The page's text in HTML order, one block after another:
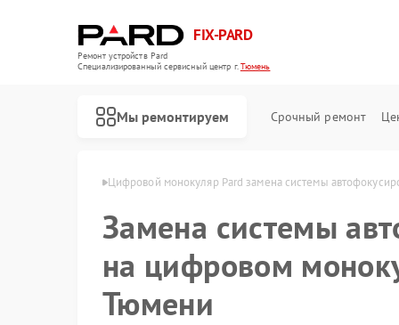
FIX-PARD
Ремонт устройств Pard
Специализированный cервисный центр г.Тюмень
Мы ремонтируем Срочный ремонт
Цифровой монокуляр Pard замена системы
Замена системы
на цифровом
Тюмени